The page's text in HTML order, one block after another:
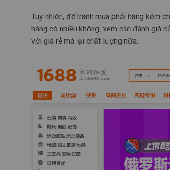
Tuy nhiên, để tránh mua phải hàng kém
hàng có nhiều không, xem các đánh giá
với giá rẻ mà lại chất lượng nữa.